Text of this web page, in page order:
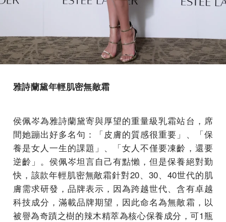
雅詩蘭黛年輕肌密無敵霜
侯佩岑為雅詩蘭黛寄與厚望的重量級乳霜站台，席
間她蹦出好多名句：「皮膚的質感很重要」、「保
養是女人一生的課題」、「女人不僅要凍齡，還要
逆齡」。侯佩岑坦言自己有點懶，但是保養絕對勤
快，該款年輕肌密無敵霜針對20、30、40世代的肌
膚需求研發，品牌表示，因為跨越世代、含有卓越
科技成分，滿載品牌期望，因此命名為無敵霜，以
被譽為奇蹟之樹的辣木精萃為核心保養成分，可1瓶